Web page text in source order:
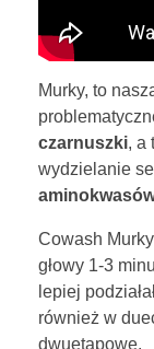
Murky, to
czarnuszki, a
wydzielanie
Cowash
głowy 1-3
lepiej
również w
dwuetapowe.